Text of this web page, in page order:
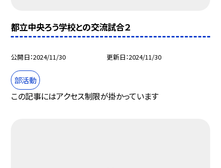
都立中央ろう学校との交流試合２
公開日 2024/11/30 更新日 2024/11/30
部活動
この記事にはアクセス制限が掛かっています